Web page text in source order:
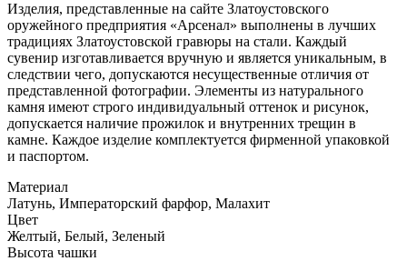
Изделия, представленные на сайте Златоустовского
оружейного предприятия «Арсенал» выполнены в лучших
традициях Златоустовской гравюры на стали. Каждый
сувенир изготавливается вручную и является уникальным, в
следствии чего, допускаются несущественные отличия от
представленной фотографии. Элементы из натурального
камня имеют строго индивидуальный оттенок и рисунок,
допускается наличие прожилок и внутренних трещин в
камне. Каждое изделие комплектуется фирменной упаковкой
и паспортом.
Материал
Латунь, Императорский фарфор, Малахит
Цвет
Желтый, Белый, Зеленый
Высота чашки